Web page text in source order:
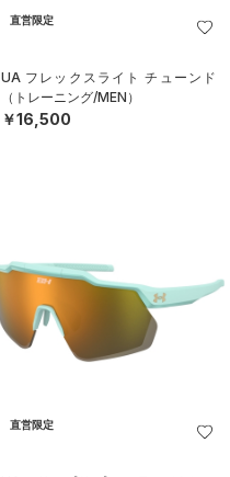
直営限定
UA フレックスライト チューンド
（トレーニング/MEN）
￥16,500
直営限定